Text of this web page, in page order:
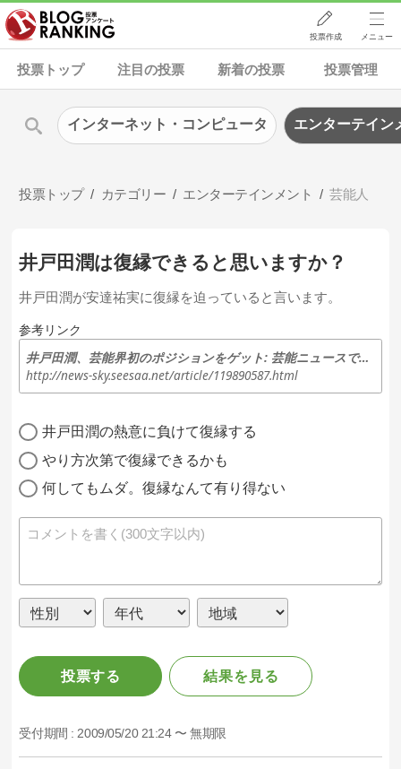
投票作成 メニュー
投票トップ 注目の投票 新着の投票 投票管理
投票トップ カテゴリー エンターテインメント 芸能人
井戸田潤は復縁できると思いますか？
井戸田潤が安達祐実に復縁を迫っていると言います。
参考リンク
井戸田潤、芸能界初のポジションをゲット: 芸能ニュースですYO！
http://news-sky.seesaa.net/article/119890587.html
井戸田潤の熱意に負けて復縁する
やり方次第で復縁できるかも
何してもムダ。復縁なんて有り得ない
投票する 結果を見る
受付期間 : 2009/05/20 21:24 〜 無期限
インターネット・コンピュータ エンターテイン